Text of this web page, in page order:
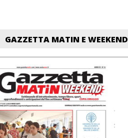
GAZZETTA MATIN E WEEKEND